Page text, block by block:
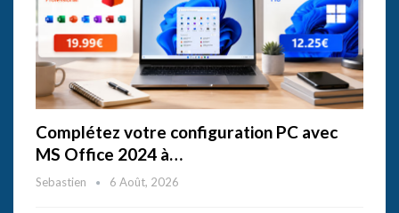
Complétez votre configuration PC avec
MS Office 2024 à…
Sebastien 6 Août, 2026